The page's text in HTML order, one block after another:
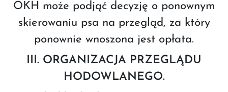
OKH może podjąć decyzję o ponownym
skierowaniu psa na przegląd, za który
ponownie wnoszona jest opłata.
III. ORGANIZACJA PRZEGLĄDU
HODOWLANEGO.